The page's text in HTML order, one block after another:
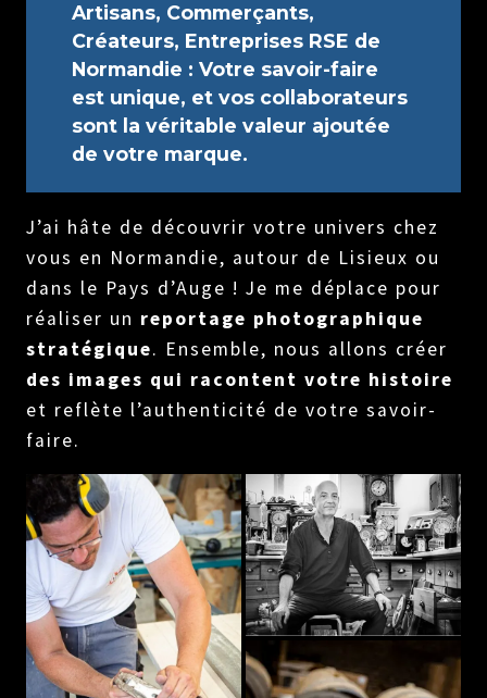
Artisans, Commerçants,
Créateurs, Entreprises RSE de
Normandie : Votre savoir-faire
est unique, et vos collaborateurs
sont la véritable valeur ajoutée
de votre marque.
J’ai hâte de découvrir votre univers chez
vous en Normandie, autour de Lisieux ou
dans le Pays d’Auge ! Je me déplace pour
réaliser un reportage photographique
stratégique. Ensemble, nous allons créer
des images qui racontent votre histoire
et reflète l’authenticité de votre savoir-
faire.